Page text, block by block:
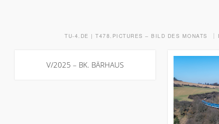
TU-4.DE | T478.PICTURES – BILD DES MONATS
V/2025 – BK. BÄRHAUS